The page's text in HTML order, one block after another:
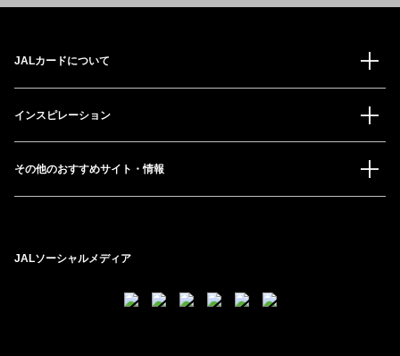
JALカードについて
インスピレーション
その他のおすすめサイト・情報
JALソーシャルメディア